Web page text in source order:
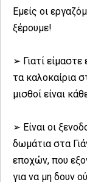
Εμείς οι
ξέρουμε!
➢ Γιατί
τα καλοκαίρια
μισθοί είναι
➢ Είναι οι
δωμάτια στα
εποχών, που
για να μη δουν